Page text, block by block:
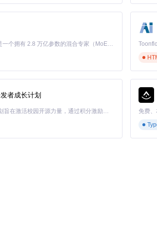
解锁
化与新硬件适配
间的大多数Mac型号，形成了完整的硬件适配体系
设备矩阵，涵盖MacBook、MacBook Air、
Kimi K3 是Kimi能力最强的模型：这是一个拥有 2.8 万亿参数的混合专家（MoE）模型，具备原生视觉理解能力，并支持 100 万 token 的上下文窗口。
者成长计划
「源启盛夏」暑期校园开发者成长计划旨在激活校园开源力量，通过积分激励、认证扶持、资源倾斜等形式，引导高校组织和开发者完成「入驻 — 建项目 — 做贡献 — 获认证 — 得资源」的完整闭环。无论你是想带领社团入驻平台的组织者，还是希望用代码贡献证明自己的开发者，都能在这里找到属于你的成长路径。